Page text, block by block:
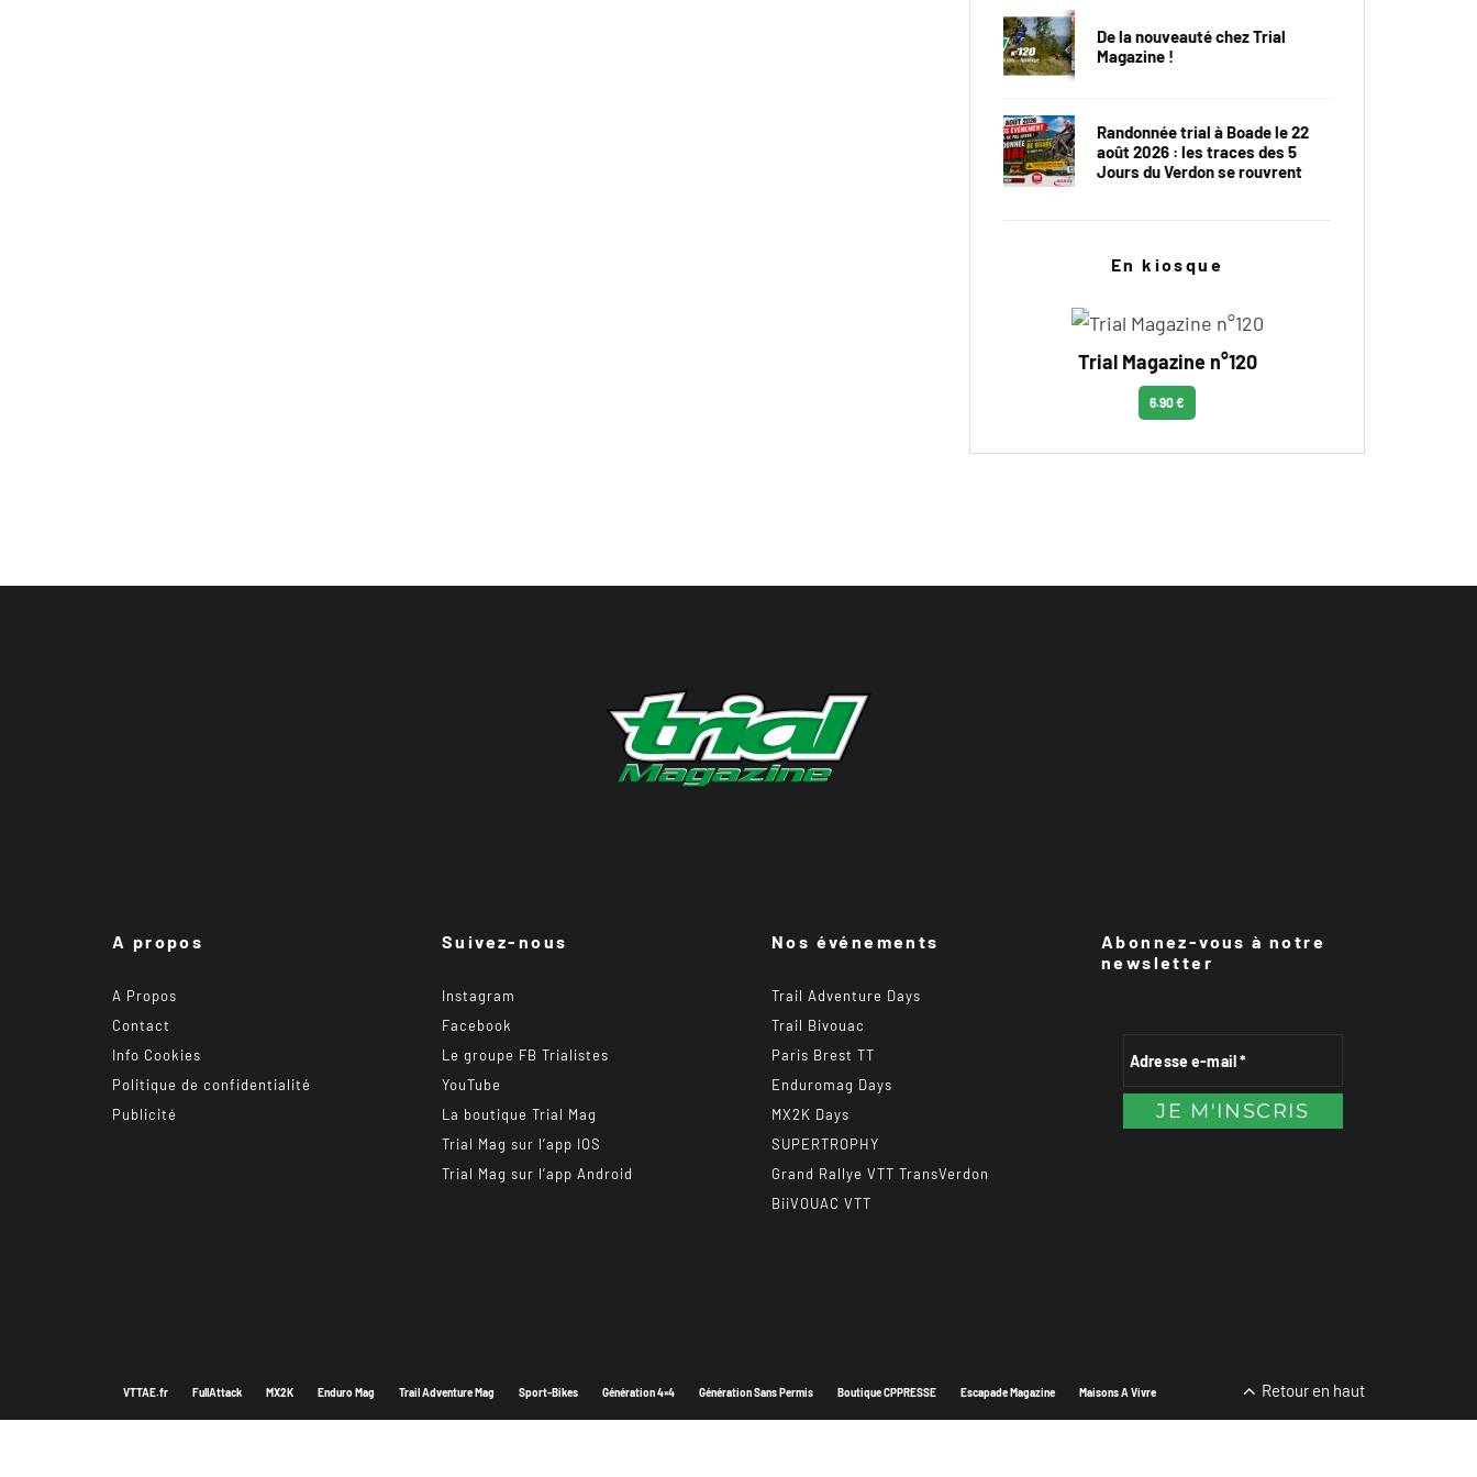
De la nouveauté chez Trial
Magazine !
Randonnée trial à Boade le 22
août 2026 : les traces des 5
Jours du Verdon se rouvrent
En kiosque
Trial Magazine n°120
6.90 €
A propos
A Propos
Contact
Info Cookies
Politique de confidentialité
Publicité
Suivez-nous
Instagram
Facebook
Le groupe FB Trialistes
YouTube
La boutique Trial Mag
Trial Mag sur l’app IOS
Trial Mag sur l’app Android
Nos événements
Trail Adventure Days
Trail Bivouac
Paris Brest TT
Enduromag Days
MX2K Days
SUPERTROPHY
Grand Rallye VTT TransVerdon
BiiVOUAC VTT
Abonnez-vous à notre
newsletter
VTTAE.fr FullAttack MX2K Enduro Mag Trail Adventure Mag Sport-Bikes Génération 4×4 Génération Sans Permis Boutique CPPRESSE Escapade Magazine Maisons A Vivre Retour en haut